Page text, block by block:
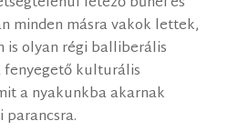
minden másra vakok lettek,
is olyan régi balliberális
fenyegető kulturális
a nyakunkba akarnak